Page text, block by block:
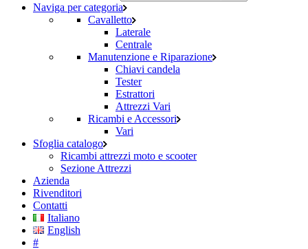
Naviga per categoria
Cavalletto
Laterale
Centrale
Manutenzione e Riparazione
Chiavi candela
Tester
Estrattori
Attrezzi Vari
Ricambi e Accessori
Vari
Sfoglia catalogo
Ricambi attrezzi moto e scooter
Sezione Attrezzi
Azienda
Rivenditori
Contatti
Italiano
English
#